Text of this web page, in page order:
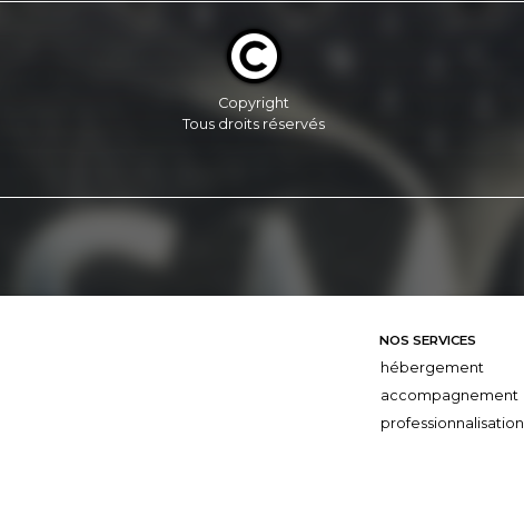
Copyright
Tous droits réservés
NOS SERVICES
hébergement
accompagnement
professionnalisation